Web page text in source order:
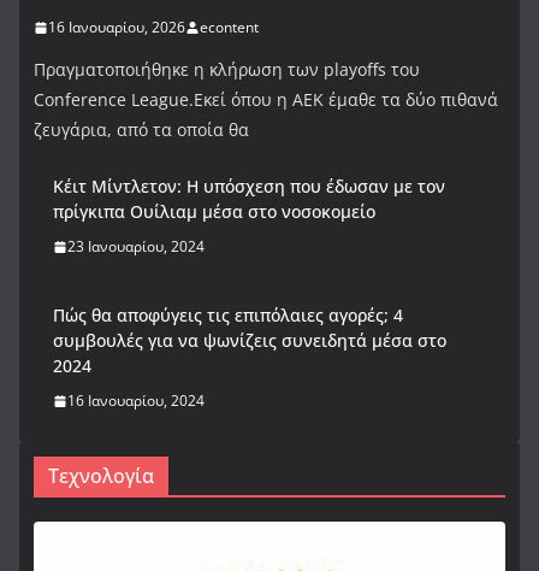
16 Ιανουαρίου, 2026 econtent
Πραγματοποιήθηκε η κλήρωση των playoffs του
Conference League.Εκεί όπου η ΑΕΚ έμαθε τα δύο πιθανά
ζευγάρια, από τα οποία θα
Κέιτ Μίντλετον: Η υπόσχεση που έδωσαν με τον
πρίγκιπα Ουίλιαμ μέσα στο νοσοκομείο
23 Ιανουαρίου, 2024
Πώς θα αποφύγεις τις επιπόλαιες αγορές; 4
συμβουλές για να ψωνίζεις συνειδητά μέσα στο
2024
16 Ιανουαρίου, 2024
Τεχνολογία